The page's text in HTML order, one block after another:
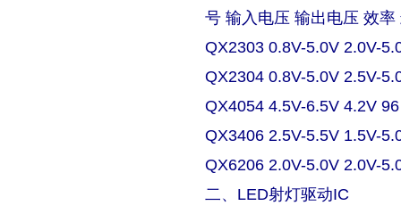
号 输入电压 输出电压 效率
QX2303 0.8V-5.0V 2.0V-
QX2304 0.8V-5.0V 2.5V-
QX4054 4.5V-6.5V 4.2V
QX3406 2.5V-5.5V 1.5V-
QX6206 2.0V-5.0V 2.0V-
二、LED射灯驱动IC